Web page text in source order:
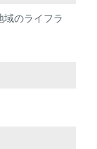
域のライフラ